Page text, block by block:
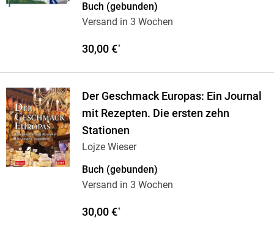
Buch (gebunden)
Versand in 3 Wochen
30,00 €*
Der Geschmack Europas: Ein Journal
mit Rezepten. Die ersten zehn
Stationen
Lojze Wieser
Buch (gebunden)
Versand in 3 Wochen
30,00 €*